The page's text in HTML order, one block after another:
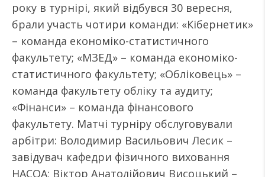
року в турнірі, який відбувся 30 вересня,
брали участь чотири команди: «Кібернетик»
– команда економіко-статистичного
факультету; «МЗЕД» – команда економіко-
статистичного факультету; «Обліковець» –
команда факультету обліку та аудиту;
«Фінанси» – команда фінансового
факультету. Матчі турніру обслуговували
арбітри: Володимир Васильович Лесик –
завідувач кафедри фізичного виховання
НАСОА; Віктор Анатолійович Висоцький –